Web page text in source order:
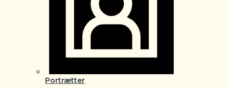
Portrætter